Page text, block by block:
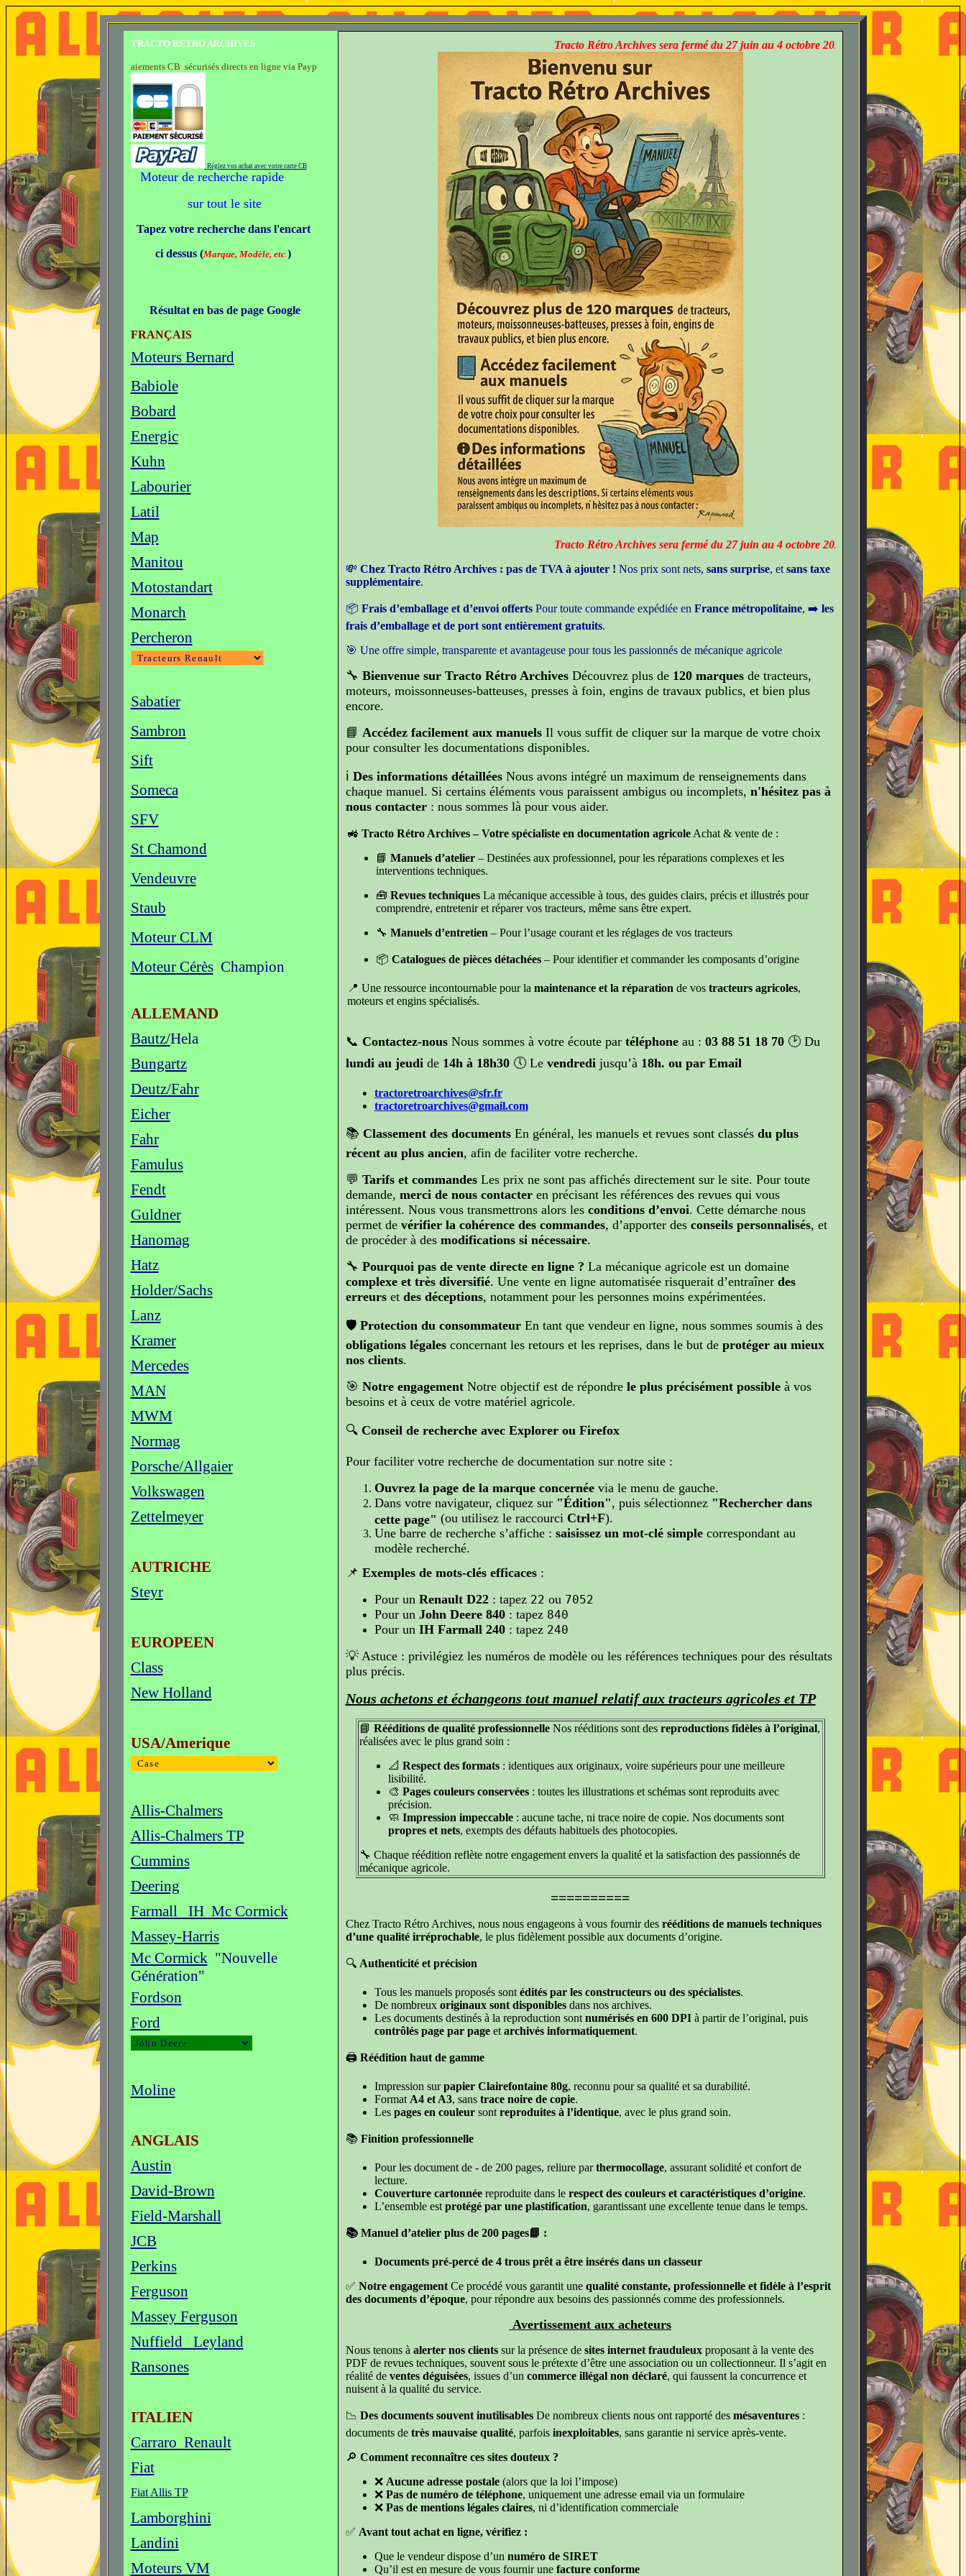
TRACTO RETRO ARCHIVES
Paiements CB sécurisés directs en ligne via Paypal
Réglez vos achat avec votre carte CB
Moteur de recherche rapide
sur tout le site
Tapez votre recherche dans l'encart
ci dessus (Marque, Modèle, etc.)
Résultat en bas de page Google
FRANÇAIS
Moteurs Bernard
Babiole
Bobard
Energic
Kuhn
Labourier
Latil
Map
Manitou
Motostandart
Monarch
Percheron
Sabatier
Sambron
Sift
Someca
SFV
St Chamond
Vendeuvre
Staub
Moteur CLM
Moteur Cérès Champion
ALLEMAND
Bautz/Hela
Bungartz
Deutz/Fahr
Eicher
Fahr
Famulus
Fendt
Guldner
Hanomag
Hatz
Holder/Sachs
Lanz
Kramer
Mercedes
MAN
MWM
Normag
Porsche/Allgaier
Volkswagen
Zettelmeyer
AUTRICHE
Steyr
EUROPEEN
Class
New Holland
USA/Amerique
Allis-Chalmers
Allis-ChalmersTP
Cummins
Deering
Farmall IH Mc Cormick
Massey-Harris
Mc Cormick"Nouvelle
Génération"
Fordson
Ford
Moline
ANGLAIS
Austin
David-Brown
Field-Marshall
JCB
Perkins
Ferguson
Massey Ferguson
Nuffield Leyland
Ransones
ITALIEN
Carraro Renault
Fiat
Fiat Allis TP
Lamborghini
Landini
Moteurs VM
Tracto Rétro Archives sera fermé du 27 juin au 4 octobre 2026. Les demandes par e-mail
Tracto Rétro Archives sera fermé du 27 juin au 4 octobre 2026. Les demandes par e-mail
💸 Chez Tracto Rétro Archives : pas de TVA à ajouter ! Nos prix sont nets, sans surprise, et sans taxe
supplémentaire.
📦 Frais d’emballage et d’envoi offertsPour toute commande expédiée en France métropolitaine, ➡️ les
frais d’emballage et de port sont entièrement gratuits.
🎯 Une offre simple, transparente et avantageuse pour tous les passionnés de mécanique agricole
🔧 Bienvenue sur Tracto Rétro ArchivesDécouvrez plus de 120 marquesde tracteurs,
moteurs, moissonneuses-batteuses, presses à foin, engins de travaux publics, et bien plus
encore.
📘 Accédez facilement aux manuelsIl vous suffit de cliquer sur la marque de votre choix
pour consulter les documentations disponibles.
ℹ️ Des informations détailléesNous avons intégré un maximum de renseignements dans
chaque manuel. Si certains éléments vous paraissent ambigus ou incomplets, n'hésitez pas à
nous contacter: nous sommes là pour vous aider.
🚜 Tracto Rétro Archives – Votre spécialiste en documentation agricoleAchat & vente de :
📘 Manuels d’atelier– Destinées aux professionnel, pour les réparations complexes et les
interventions techniques.
🧰 Revues techniques La mécanique accessible à tous, des guides clairs, précis et illustrés pour
comprendre, entretenir et réparer vos tracteurs, même sans être expert.
🔧 Manuels d’entretien – Pour l’usage courant et les réglages de vos tracteurs
📦 Catalogues de pièces détachées– Pour identifier et commander les composants d’origine
📍 Une ressource incontournable pour la maintenance et la réparation de vos tracteurs agricoles,
moteurs et engins spécialisés.
📞 Contactez-nousNous sommes à votre écoute par téléphone au : 03 88 51 18 70🕑 Du
lundi au jeudide 14h à 18h30🕔 Le vendredijusqu’à 18h. ou par Email
tractoretroarchives@sfr.fr
tractoretroarchives@gmail.com
📚 Classement des documentsEn général, les manuels et revues sont classés du plus
récent au plus ancien, afin de faciliter votre recherche.
💬 Tarifs et commandesLes prix ne sont pas affichés directement sur le site. Pour toute
demande, merci de nous contacteren précisant les références des revues qui vous
intéressent. Nous vous transmettrons alors les conditions d’envoi. Cette démarche nous
permet de vérifier la cohérence des commandes, d’apporter des conseils personnalisés, et
de procéder à des modifications si nécessaire.
🔧 Pourquoi pas de vente directe en ligne ? La mécanique agricole est un domaine
complexe et très diversifié. Une vente en ligne automatisée risquerait d’entraîner des
erreurset des déceptions, notamment pour les personnes moins expérimentées.
🛡️ Protection du consommateurEn tant que vendeur en ligne, nous sommes soumis à des
obligations légalesconcernant les retours et les reprises, dans le but de protéger au mieux
nos clients.
🎯 Notre engagementNotre objectif est de répondre le plus précisément possibleà vos
besoins et à ceux de votre matériel agricole.
🔍 Conseil de recherche avec Explorer ou Firefox
Pour faciliter votre recherche de documentation sur notre site :
Ouvrez la page de la marque concernéevia le menu de gauche.
Dans votre navigateur, cliquez sur "Édition", puis sélectionnez "Rechercher dans
cette page" (ou utilisez le raccourci Ctrl+F).
Une barre de recherche s’affiche : saisissez un mot-clé simplecorrespondant au
modèle recherché.
📌 Exemples de mots-clés efficaces:
Pour un Renault D22: tapez 22 ou 7052
Pour un John Deere 840: tapez 840
Pour un IH Farmall 240: tapez 240
💡 Astuce : privilégiez les numéros de modèle ou les références techniques pour des résultats
plus précis.
Nous achetons et échangeons tout manuel relatif aux tracteurs agricoles et TP
📘 Rééditions de qualité professionnelleNos rééditions sont des reproductions fidèles à l’original,
réalisées avec le plus grand soin :
📐 Respect des formats: identiques aux originaux, voire supérieurs pour une meilleure
lisibilité.
🎨 Pages couleurs conservées: toutes les illustrations et schémas sont reproduits avec
précision.
🧼 Impression impeccable: aucune tache, ni trace noire de copie. Nos documents sont
propres et nets, exempts des défauts habituels des photocopies.
🔧 Chaque réédition reflète notre engagement envers la qualité et la satisfaction des passionnés de
mécanique agricole.
==========
Chez Tracto Rétro Archives, nous nous engageons à vous fournir des rééditions de manuels techniques
d’une qualité irréprochable, le plus fidèlement possible aux documents d’origine.
🔍 Authenticité et précision
Tous les manuels proposés sont édités par les constructeurs ou des spécialistes.
De nombreux originaux sont disponiblesdans nos archives.
Les documents destinés à la reproduction sont numérisés en 600 DPIà partir de l’original, puis
contrôlés page par pageet archivés informatiquement.
🖨️ Réédition haut de gamme
Impression surpapier Clairefontaine 80g, reconnu pour sa qualité et sa durabilité.
Format A4 et A3, sans trace noire de copie.
Les pages en couleursont reproduites à l’identique, avec le plus grand soin.
📚 Finition professionnelle
Pour les document de - de 200 pages, reliure parthermocollage, assurant solidité et confort de
lecture.
Couverture cartonnéereproduite dans le respect des couleurs et caractéristiques d’origine.
L’ensemble est protégé par une plastification, garantissant une excellente tenue dans le temps.
📚 Manuel d’atelier plus de 200 pages📘 :
Documents pré-percé de 4 trous prêt a être insérés dans un classeur
✅ Notre engagementCe procédé vous garantit une qualité constante, professionnelle et fidèle à l’esprit
des documents d’époque, pour répondre aux besoins des passionnés comme des professionnels.
Avertissement aux acheteurs
Nous tenons à alerter nos clientssur la présence de sites internet frauduleuxproposant à la vente des
PDF de revues techniques, souvent sous le prétexte d’être une association ou un collectionneur. Il s’agit en
réalité de ventes déguisées, issues d’un commerce illégal non déclaré, qui faussent la concurrence et
nuisent à la qualité du service.
📉 Des documents souvent inutilisablesDe nombreux clients nous ont rapporté des mésaventures:
documents de très mauvaise qualité, parfois inexploitables, sans garantie ni service après-vente.
🔎 Comment reconnaître ces sites douteux ?
❌ Aucune adresse postale(alors que la loi l’impose)
❌ Pas de numéro de téléphone, uniquement une adresse email via un formulaire
❌ Pas de mentions légales claires, ni d’identification commerciale
✅ Avant tout achat en ligne, vérifiez :
Que le vendeur dispose d’un numéro de SIRET
Qu’il est en mesure de vous fournir une facture conforme